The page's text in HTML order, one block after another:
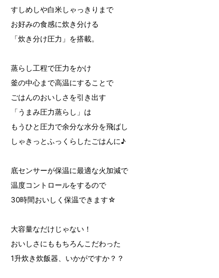
すしめしや白米しゃっきりまで
お好みの食感に炊き分ける
「炊き分け圧力」を搭載。
蒸らし工程で圧力をかけ
釜の中心まで高温にすることで
ごはんのおいしさを引き出す
「うまみ圧力蒸らし」は
もうひと圧力で余分な水分を飛ばし
しゃきっとふっくらしたごはんに♪
底センサーが保温に最適な火加減で
温度コントロールをするので
30時間おいしく保温できます☆
大容量なだけじゃない！
おいしさにももちろんこだわった
1升炊き炊飯器、いかがですか？？